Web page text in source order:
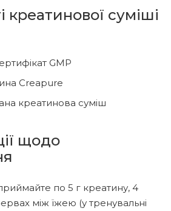
креатинової суміші
GMP
Creapure
креатинова суміш
щодо
по 5 г креатину, 4
між їжею (у тренувальні